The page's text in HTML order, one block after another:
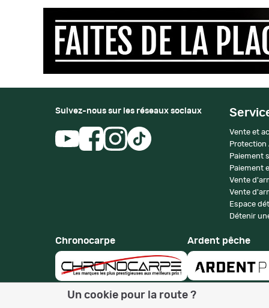
Suivez-nous sur les réseaux sociaux
Vente et
Paiement
Paiement
Vente
Vente
Espace
Détenir
Chronocarpe Ardent pêche
Un cookie pour la route ?